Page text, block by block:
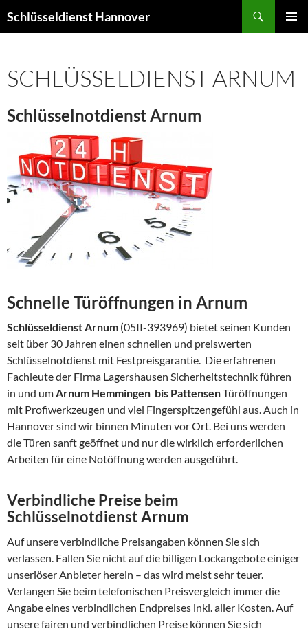
Inhalt
Schlüsseldienst Hannover
SCHLÜSSELDIENST ARNUM
Schlüsselnotdienst Arnum
Schnelle Türöffnungen in Arnum
Schlüsseldienst Arnum (05II-393969) bietet seinen Kunden
seit über 30 Jahren einen schnellen und preiswerten
Schlüsselnotdienst mit Festpreisgarantie. Die erfahrenen
Fachleute der Firma Lagershausen Sicherheitstechnik führen
in und umArnum Hemmingen bis PattensenTüröffnungen
mit Profiwerkzeugen und viel Fingerspitzengefühl aus. Auch in
Hannover sind wir binnen Minuten vor Ort. Bei uns werden
die Türen sanft geöffnet und nur die wirklich erforderlichen
Arbeiten für eine Notöffnung werden ausgeführt.
Verbindliche Preise beim
Schlüsselnotdienst Arnum
Auf unsere verbindliche Preisangaben können Sie sich
verlassen. Fallen Sie nicht auf die billigen Lockangebote einiger
unseriöser Anbieter herein – das wird meist sehr teuer.
Verlangen Sie beim telefonischen Preisvergleich immer die
Angabe eines verbindlichen Endpreises inkl. aller Kosten. Auf
unsere fairen und verbindlichen Preise können Sie sich